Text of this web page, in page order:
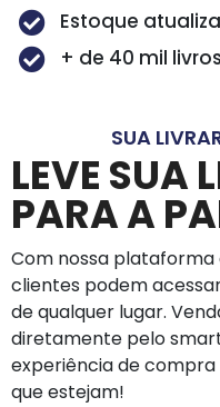
Estoque
+ de 40 mil livros
SUA
LEVE SUA
PARA A
Com nossa plataforma
clientes podem
de qualquer lugar.
diretamente pelo
experiência de
que estejam!